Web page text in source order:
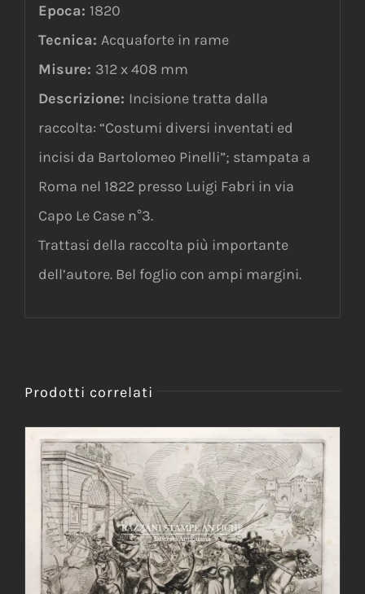
Epoca: 1820
Tecnica: Acquaforte in rame
Misure: 312 x 408 mm
Descrizione: Incisione tratta dalla
raccolta: “Costumi diversi inventati ed
incisi da Bartolomeo Pinelli”; stampata a
Roma nel 1822 presso Luigi Fabri in via
Capo Le Case n°3.
Trattasi della raccolta più importante
dell’autore. Bel foglio con ampi margini.
Prodotti correlati
AGGIUNGI AL CARRELLO / DETTAGLI